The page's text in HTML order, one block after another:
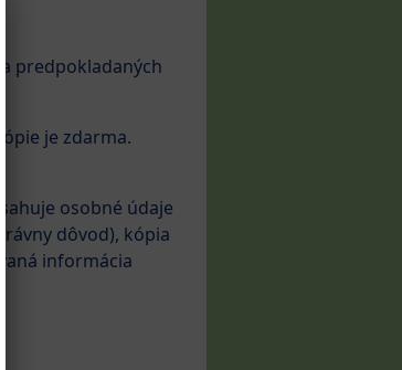
predpokladaných
je zdarma.
osobné údaje
dôvod), kópia
informácia